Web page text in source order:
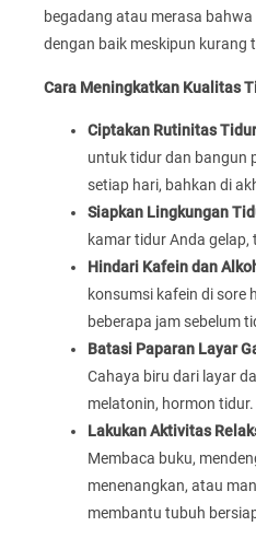
begadang atau merasa
dengan baik meskipun kurang
Cara Meningkatkan Kualitas
Ciptakan Rutinitas
untuk tidur dan bangun
setiap hari, bahkan di
Siapkan Lingkungan
kamar tidur Anda gelap,
Hindari Kafein dan
konsumsi kafein di sore
beberapa jam sebelum
Batasi Paparan Layar
Cahaya biru dari layar
melatonin, hormon tidur.
Lakukan Aktivitas
Membaca buku,
menenangkan, atau
membantu tubuh